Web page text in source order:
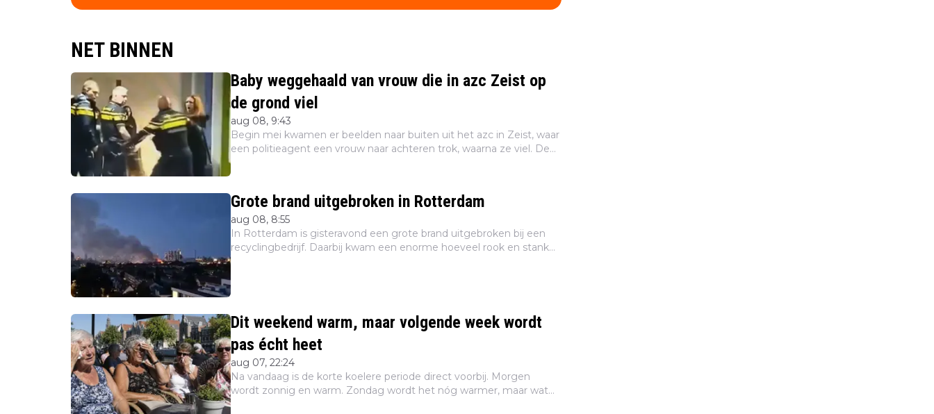
NET BINNEN
Baby weggehaald van vrouw die in azc Zeist op
de grond viel
aug 08, 9:43
Begin mei kwamen er beelden naar buiten uit het azc in Zeist, waar
een politieagent een vrouw naar achteren trok, waarna ze viel. De
Grote brand uitgebroken in Rotterdam
aug 08, 8:55
In Rotterdam is gisteravond een grote brand uitgebroken bij een
recyclingbedrijf. Daarbij kwam een enorme hoeveel rook en stank
Dit weekend warm, maar volgende week wordt
pas écht heet
aug 07, 22:24
Na vandaag is de korte koelere periode direct voorbij. Morgen
wordt zonnig en warm. Zondag wordt het nóg warmer, maar wat